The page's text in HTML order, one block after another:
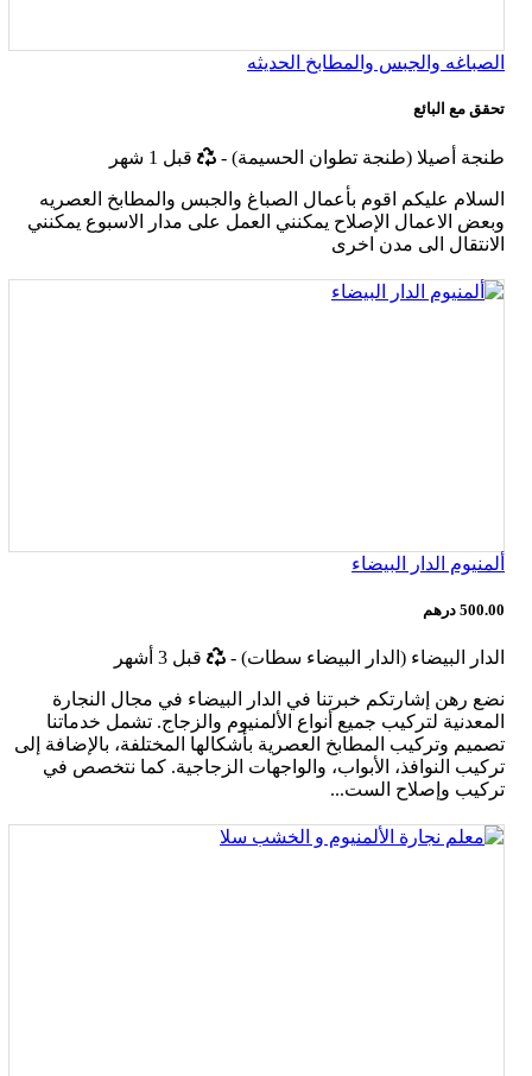
الصباغه والجبس والمطابخ الحديثه
تحقق مع البائع
طنجة أصيلا (طنجة تطوان الحسيمة) -
أخر
قبل 1 شهر
السلام عليكم اقوم بأعمال الصباغ والجبس والمطابخ العصريه
وبعض الاعمال الإصلاح يمكنني العمل على مدار الاسبوع يمكنني
الانتقال الى مدن اخرى
ألمنيوم الدار البيضاء
500.00 درهم
الدار البيضاء (الدار البيضاء سطات) -
أخر
قبل 3 أشهر
نضع رهن إشارتكم خبرتنا في الدار البيضاء في مجال النجارة
المعدنية لتركيب جميع أنواع الألمنيوم والزجاج. تشمل خدماتنا
تصميم وتركيب المطابخ العصرية بأشكالها المختلفة، بالإضافة إلى
تركيب النوافذ، الأبواب، والواجهات الزجاجية. كما نتخصص في
تركيب وإصلاح الست...